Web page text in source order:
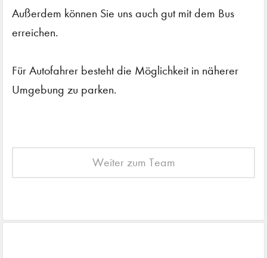
Außerdem können Sie uns auch gut mit dem Bus
erreichen.
Für Autofahrer besteht die Möglichkeit in näherer
Umgebung zu parken.
Weiter zum Team